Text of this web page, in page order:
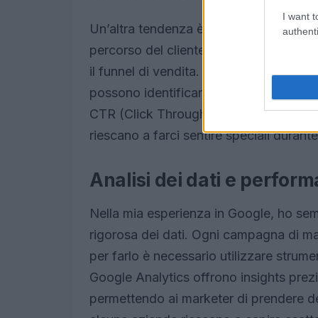
I want
Un’altra tendenza è l’importanza
percorso del cliente dal primo
il funnel di vendita. Le aziende che
possono identificare i punti critici e
CTR (Click Through Rate) delle loro
riescano a farci sentire speciali
Analisi dei dati e
Nella mia esperienza in Google, ho
rigorosa dei dati. Ogni campagna di
per farlo è necessario utilizzare
Google Analytics offrono insights
permettendo ai marketer di prendere